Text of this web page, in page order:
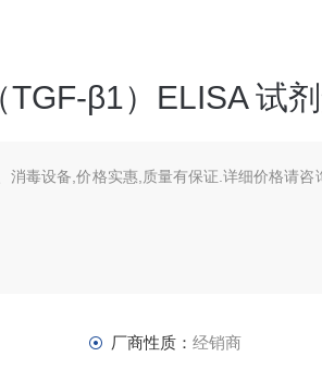
β1）ELISA 试
消毒设备,价格实惠,质量有保证.详细价格请咨
厂商性质： 经销商